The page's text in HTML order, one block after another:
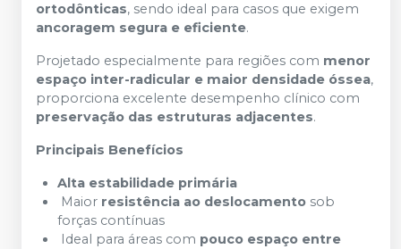
ortodônticas, sendo ideal para casos que exigem
ancoragem segura e eficiente.
Projetado especialmente para regiões com menor
espaço inter-radicular e maior densidade óssea,
proporciona excelente desempenho clínico com
preservação das estruturas adjacentes.
Principais Benefícios
Alta estabilidade primária
Maior resistência ao deslocamento sob
forças contínuas
Ideal para áreas com pouco espaço entre